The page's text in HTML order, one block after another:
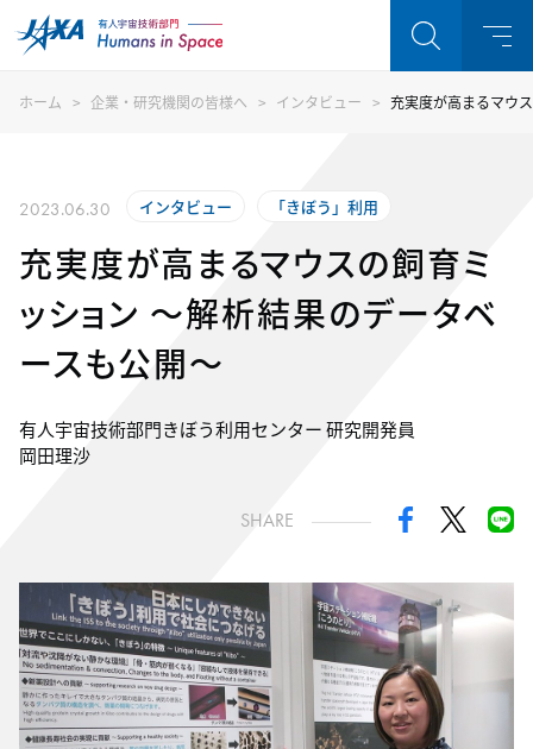
ホーム 企業・研究機関の皆様へ インタビュー 充実度が高まるマウ
2023.06.30 インタビュー 「きぼう」利用
充実度が高まるマウスの飼育ミ
ッション ～解析結果のデータベ
ースも公開～
有人宇宙技術部門きぼう利用センター 研究開発員
岡田理沙
SHARE